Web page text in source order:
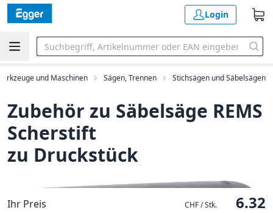
Login
und Maschinen Sägen, Trennen Stichsägen und Säbelsägen
Zubehör zu Säbelsäge REMS
Scherstift
zu Druckstück
Ihr Preis CHF / Stk. 6.32